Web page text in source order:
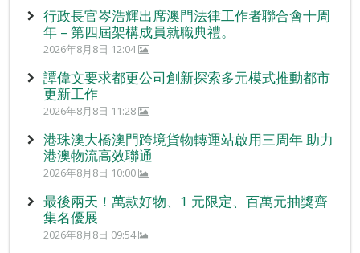
行政長官岑浩輝出席澳門法律工作者聯合會十周
年 – 第四屆架構成員就職典禮。
2026年8月8日 12:04
譚偉文要求都更公司創新探索多元模式推動都市
更新工作
2026年8月8日 11:28
港珠澳大橋澳門跨境貨物轉運站啟用三周年 助力
港澳物流高效聯通
2026年8月8日 10:00
最後兩天！萬款好物、1 元限定、百萬元抽獎齊
集名優展
2026年8月8日 09:54